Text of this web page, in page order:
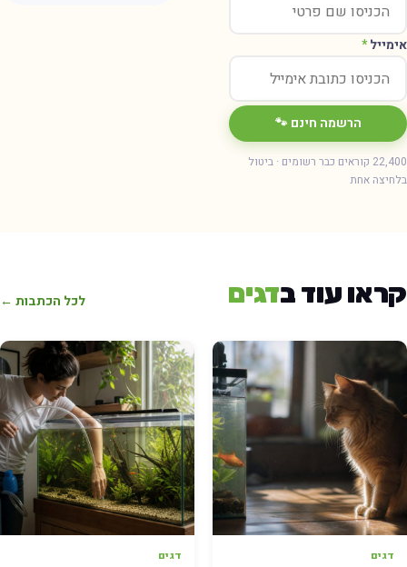
*
הרשמה חינם 🐾
22,400 קוראים כבר רשומים · ביטול
אחת
עוד בדגים לכל הכתבות ←
דגים דגים